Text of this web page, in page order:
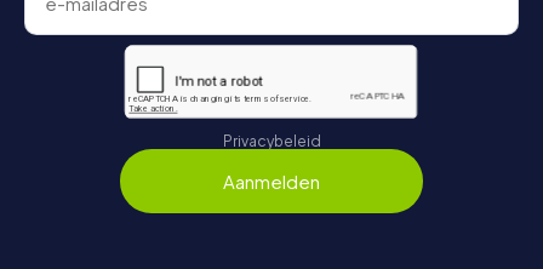
Privacybeleid
Aanmelden